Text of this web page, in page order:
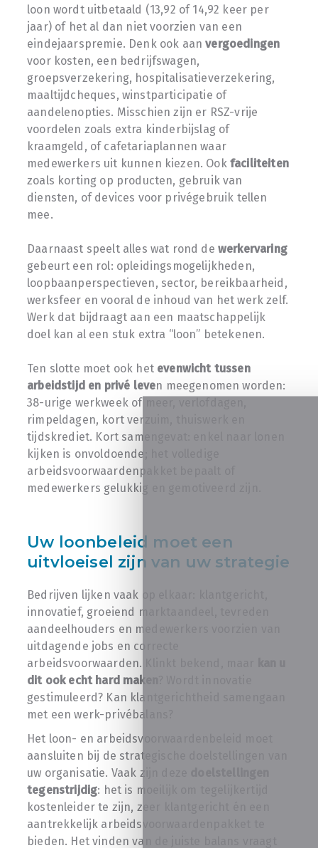
loon wordt uitbetaald (13,92 of 14,92 keer per
jaar) of het al dan niet voorzien van een
eindejaarspremie. Denk ook aanvergoedingen
voor kosten, een bedrijfswagen,
groepsverzekering, hospitalisatieverzekering,
maaltijdcheques, winstparticipatie of
aandelenopties. Misschien zijn er RSZ-vrije
voordelen zoals extra kinderbijslag of
kraamgeld, of cafetariaplannen waar
medewerkers uit kunnen kiezen. Ook faciliteiten
zoals korting op producten, gebruik van
diensten, of devices voor privégebruik tellen
mee.
Daarnaast speelt alles wat rond de werkervaring
gebeurt een rol: opleidingsmogelijkheden,
loopbaanperspectieven, sector, bereikbaarheid,
werksfeer en vooral de inhoud van het werk zelf.
Werk dat bijdraagt aan een maatschappelijk
doel kan al een stuk extra “loon” betekenen.
Ten slotte moet ook het evenwicht tussen
arbeidstijd en privé leven meegenomen worden:
38-urige werkweek of meer, verlofdagen,
rimpeldagen, kort verzuim, thuiswerk en
tijdskrediet. Kort samengevat: enkel naar lonen
kijken is onvoldoende; het volledige
arbeidsvoorwaardenpakket bepaalt of
medewerkers gelukkig en gemotiveerd zijn.
Uw loonbeleid moet een
uitvloeisel zijn van uw strategie
Bedrijven lijken vaak op elkaar: klantgericht,
innovatief, groeiend marktaandeel, tevreden
aandeelhouders en medewerkers voorzien van
uitdagende jobs en correcte
arbeidsvoorwaarden. Klinkt bekend, maar
dit ook echt hard maken
gestimuleerd? Kan klantgerichtheid samengaan
met een werk-privébalans?
Het loon- en arbeidsvoorwaardenbeleid moet
aansluiten bij de strategische doelstellingen van
uw organisatie. Vaak zijn deze
tegenstrijdig: het is moeilijk om tegelijkertijd
kostenleider te zijn, zeer klantgericht én een
aantrekkelijk arbeidsvoorwaardenpakket te
bieden. Het vinden van de juiste balans vraagt